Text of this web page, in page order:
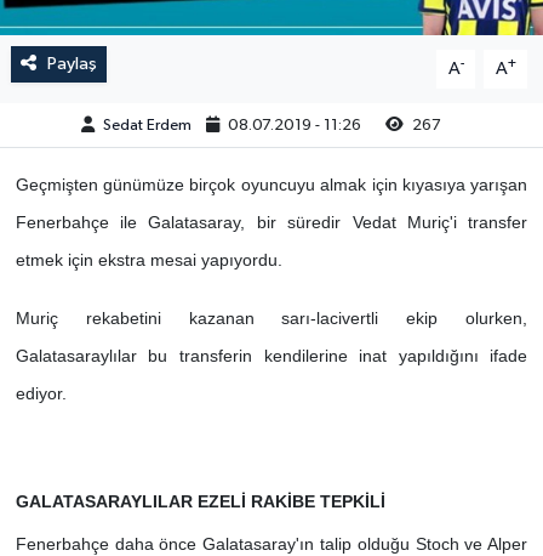
Paylaş A- A+
Sedat Erdem 08.07.2019 - 11:26 267
Geçmişten günümüze birçok oyuncuyu almak için kıyasıya yarışan
Fenerbahçe ile Galatasaray, bir süredir Vedat Muriç'i transfer
etmek için ekstra mesai yapıyordu.
Muriç rekabetini kazanan sarı-lacivertli ekip olurken,
Galatasaraylılar bu transferin kendilerine inat yapıldığını ifade
ediyor.
GALATASARAYLILAR EZELİ RAKİBE TEPKİLİ
Fenerbahçe daha önce Galatasaray'ın talip olduğu Stoch ve Alper